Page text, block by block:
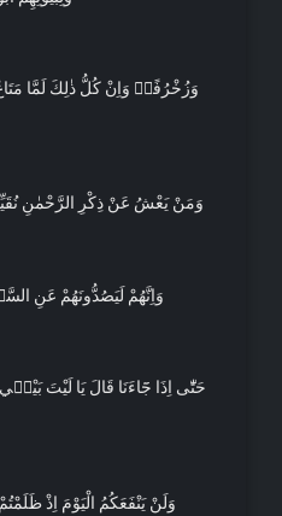
وَزُخْرُفًاۜ وَاِنْ كُلُّ ذٰلِكَ لَمَّا مَتَاعُ
وَمَنْ يَعْشُ عَنْ ذِكْرِ الرَّحْمٰنِ
وَاِنَّهُمْ لَيَصُدُّونَهُمْ عَنِ
حَتّٰٓى اِذَا جَٓاءَنَا قَالَ يَا لَيْتَ
وَلَنْ يَنْفَعَكُمُ الْيَوْمَ اِذْ